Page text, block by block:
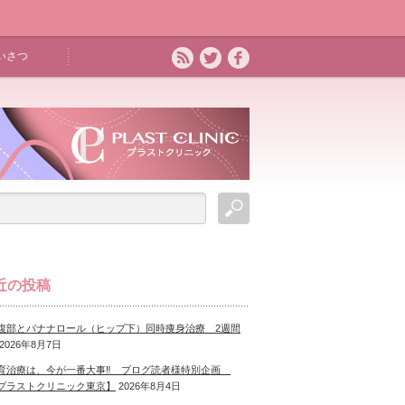
さつ
の投稿
部とバナナロール（ヒップ下）同時痩身治療 2週間
2026年8月7日
治療は、今が一番大事‼ ブログ読者様特別企画
ラストクリニック東京】
2026年8月4日